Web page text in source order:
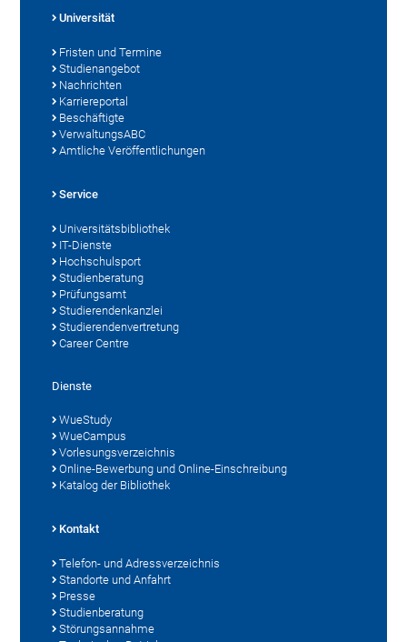
Universität
Fristen und Termine
Studienangebot
Nachrichten
Karriereportal
Beschäftigte
VerwaltungsABC
Amtliche Veröffentlichungen
Service
Universitätsbibliothek
IT-Dienste
Hochschulsport
Studienberatung
Prüfungsamt
Studierendenkanzlei
Studierendenvertretung
Career Centre
Dienste
WueStudy
WueCampus
Vorlesungsverzeichnis
Online-Bewerbung und Online-Einschreibung
Katalog der Bibliothek
Kontakt
Telefon- und Adressverzeichnis
Standorte und Anfahrt
Presse
Studienberatung
Störungsannahme